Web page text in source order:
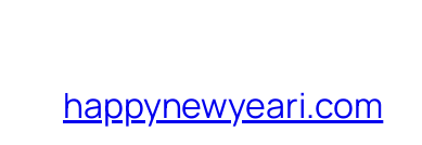
happynewyeari.com